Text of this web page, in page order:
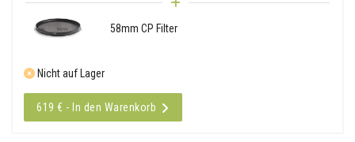
58mm CP Filter
Nicht auf Lager
619 € - In den Warenkorb